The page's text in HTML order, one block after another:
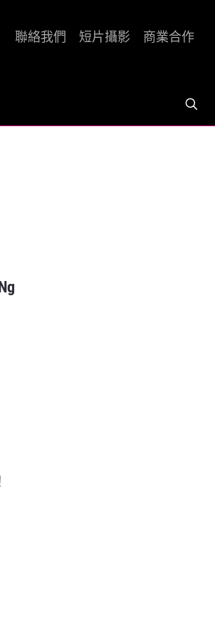
聯絡我們 短片攝影 商業合作